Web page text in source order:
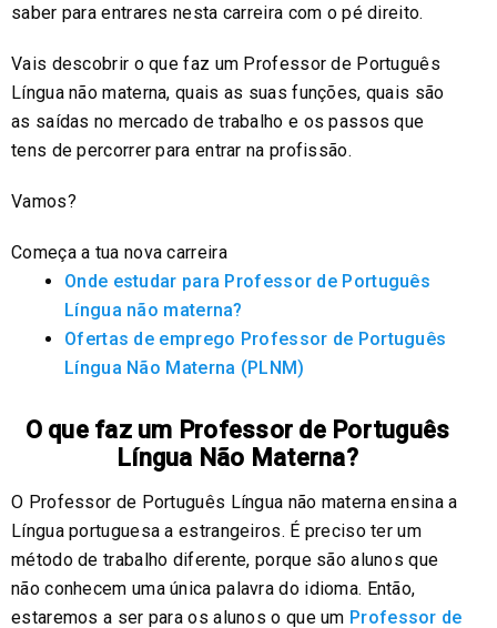
saber para entrares nesta carreira com o pé direito.
Vais descobrir o que faz um Professor de Português
Língua não materna, quais as suas funções, quais são
as saídas no mercado de trabalho e os passos que
tens de percorrer para entrar na profissão.
Vamos?
Começa a tua nova carreira
Onde estudar para Professor de Português
Língua não materna?
Ofertas de emprego Professor de Português
Língua Não Materna (PLNM)
O que faz um Professor de Português
Língua Não Materna?
O Professor de Português Língua não materna ensina a
Língua portuguesa a estrangeiros. É preciso ter um
método de trabalho diferente, porque são alunos que
não conhecem uma única palavra do idioma. Então,
estaremos a ser para os alunos o que um Professor de